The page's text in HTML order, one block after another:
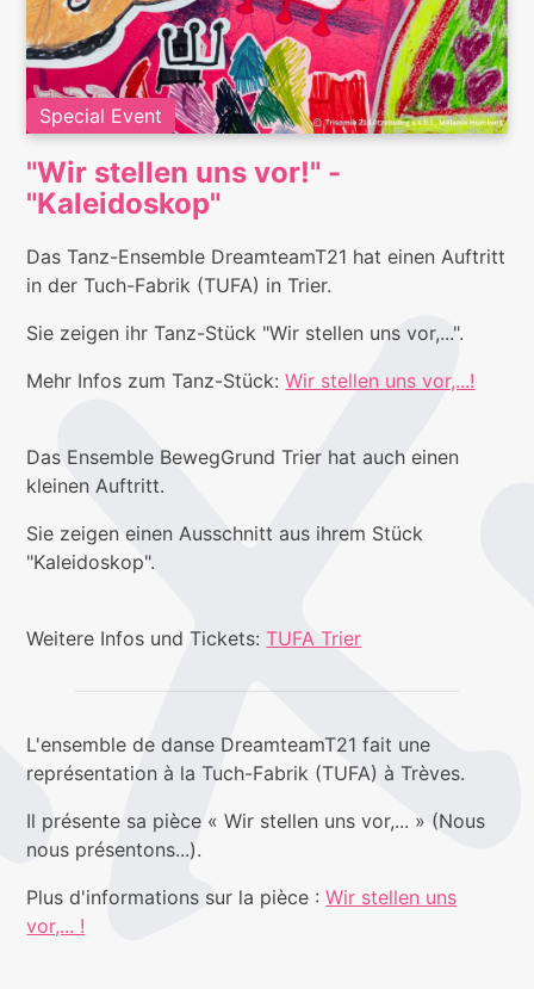
Special Event
"Wir stellen uns vor!" -
"Kaleidoskop"
Das Tanz-Ensemble DreamteamT21 hat einen Auftritt
in der Tuch-Fabrik (TUFA) in Trier.
Sie zeigen ihr Tanz-Stück "Wir stellen uns vor,...".
Mehr Infos zum Tanz-Stück:Wir stellen uns vor,...!
Das Ensemble BewegGrund Trier hat auch einen
kleinen Auftritt.
Sie zeigen einen Ausschnitt aus ihrem Stück
"Kaleidoskop".
Weitere Infos und Tickets:TUFA Trier
L'ensemble de danse DreamteamT21 fait une
représentation à la Tuch-Fabrik (TUFA) à Trèves.
Il présente sa pièce « Wir stellen uns vor,... » (Nous
nous présentons...).
Plus d'informations sur la pièce :Wir stellen uns
vor,... !